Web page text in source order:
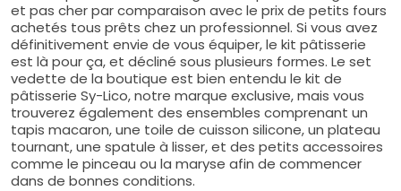
et pas cher par comparaison avec le prix de petits fours
achetés tous prêts chez un professionnel. Si vous avez
définitivement envie de vous équiper, le kit pâtisserie
est là pour ça, et décliné sous plusieurs formes. Le set
vedette de la boutique est bien entendu le kit de
pâtisserie Sy-Lico, notre marque exclusive, mais vous
trouverez également des ensembles comprenant un
tapis macaron, une toile de cuisson silicone, un plateau
tournant, une spatule à lisser, et des petits accessoires
comme le pinceau ou la maryse afin de commencer
dans de bonnes conditions.